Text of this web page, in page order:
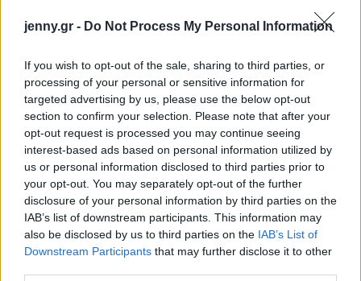
jenny.gr - Do Not Process My Personal Information
If you wish to opt-out of the sale, sharing to third parties, or
processing of your personal or sensitive information for
targeted advertising by us, please use the below opt-out
section to confirm your selection. Please note that after your
opt-out request is processed you may continue seeing
interest-based ads based on personal information utilized by
us or personal information disclosed to third parties prior to
your opt-out. You may separately opt-out of the further
disclosure of your personal information by third parties on the
IAB’s list of downstream participants. This information may
also be disclosed by us to third parties on the IAB’s List of
Downstream Participants that may further disclose it to other
Το θετικό πάντως ήταν πως ενώ το 60 τοις εκατό
είπε ότι δεν θα σταματούσε τα γλυκά, ωστόσο
αποδέχτηκε ότι θα προτιμούσε τα μικρότερα μεγέθη
μερίδων. Επίσης το κόστος ήταν ένας ακόμη
παράγοντας που αναφέρθηκε από τους μισούς από
τους πιο υπέρβαρους και παχύσαρκους
συμμετέχοντες, ως ο λόγος να μην αγοράζουν πιο
υγιεινά τρόφιμα.